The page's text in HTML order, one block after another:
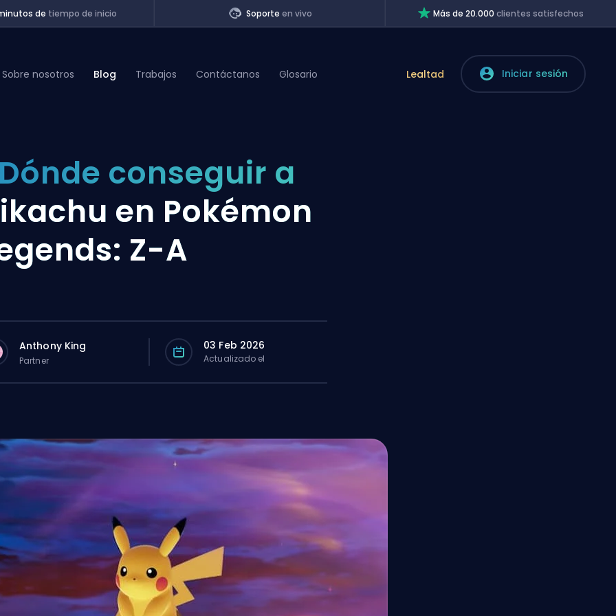
de tiempo de inicio Soporteen vivo Más de 20.000clientes satisfechos
Sobre nosotros Blog Trabajos Contáctanos Glosario Lealtad Iniciar sesión
conseguir a
en Pokémon
Z-A
Anthony King
Partner
03 Feb 2026
Actualizado el